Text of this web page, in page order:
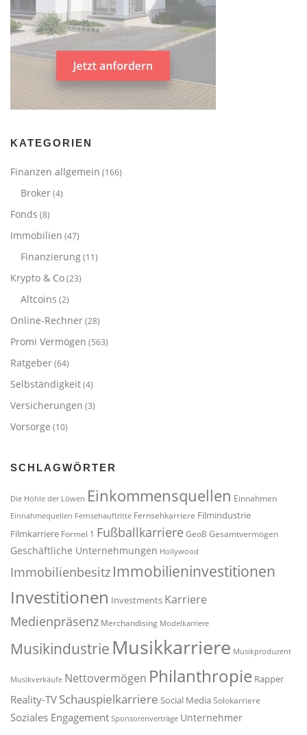
KATEGORIEN
Finanzen allgemein (166)
Broker(4)
Fonds (8)
Immobilien (47)
Finanzierung(11)
Krypto & Co(23)
Altcoins (2)
Online-Rechner(28)
Promi Vermögen (563)
Ratgeber(64)
Selbständigkeit(4)
Versicherungen (3)
Vorsorge (10)
SCHLAGWÖRTER
Die Höhle der Löwen Einkommensquellen Einnahmen
Einnahmequellen Fernsehauftritte Fernsehkarriere Filmindustrie
Filmkarriere Formel 1 Fußballkarriere GeoB Gesamtvermögen
Geschäftliche Unternehmungen Hollywood
Immobilienbesitz Immobilieninvestitionen
Investitionen Investments Karriere
Medienpräsenz Merchandising Modelkarriere
Musikindustrie Musikkarriere Musikproduzent
Musikverkäufe Nettovermögen Philanthropie Rapper
Reality-TV Schauspielkarriere Social MediaSolokarriere
Soziales Engagement Sponsorenverträge Unternehmer